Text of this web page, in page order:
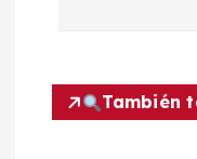
ó
También